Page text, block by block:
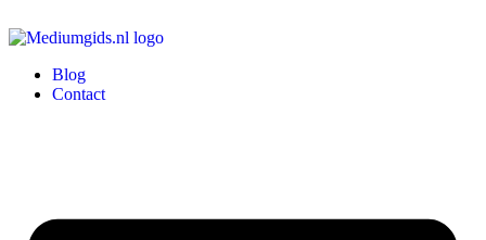
Blog
Contact